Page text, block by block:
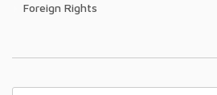
Foreign Rights